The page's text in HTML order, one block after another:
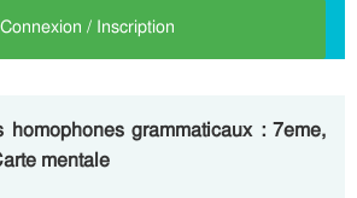
Connexion / Inscription
grammaticaux : 7eme,
mentale